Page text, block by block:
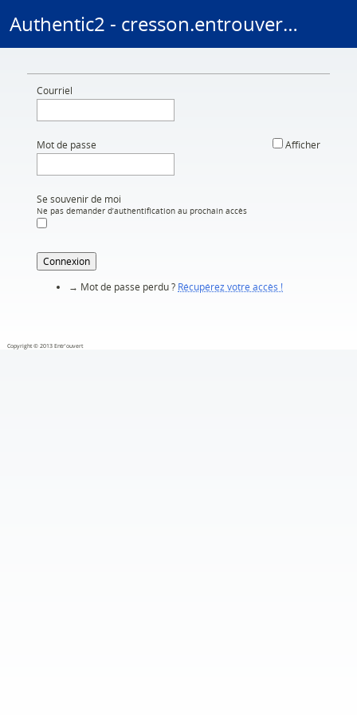
Aller au contenuAuthentic2 - cresson.entrouvert.org
Courriel
Mot de passe Afficher
Se souvenir de moi
Ne pas demander d’authentification au prochain accès
Connexion
→ Mot de passe perdu ? Récupérez votre accès !
Copyright © 2013 Entr'ouvert